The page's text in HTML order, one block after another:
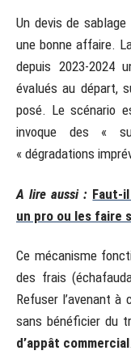
Un devis de
une bonne affaire.
depuis 2023-2024
évalués au départ,
posé. Le scénario
invoque des «
« dégradations
A lire aussi : Faut-
un pro ou les faire
Ce mécanisme
des frais
Refuser l’avenant
sans bénéficier du
d’appât commercial.